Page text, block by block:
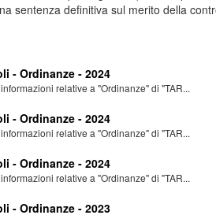
sentenza definitiva sul merito della
- Ordinanze - 2024
relative a "Ordinanze" di "TAR...
- Ordinanze - 2024
relative a "Ordinanze" di "TAR...
- Ordinanze - 2024
relative a "Ordinanze" di "TAR...
- Ordinanze - 2023